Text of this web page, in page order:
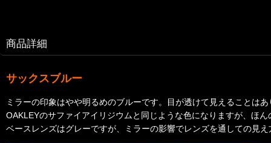
商品詳細
サックスブルー
ミラーの印象はやや明るめのブルーです。目が透けて見えることは
OAKLEYのサファイアイリジウムと同じような色になりますが、ほ
ベースレンズはグレーですが、ミラーの影響でレンズを通しての見